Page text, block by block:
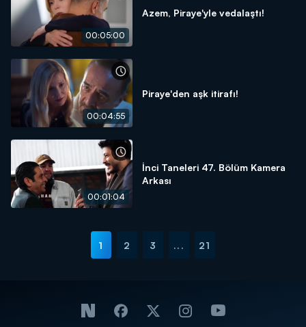
00:05:00
Azem, Piraye'yle vedalaştı!
00:04:55
Piraye'den aşk itirafı!
00:01:04
İnci Taneleri 47. Bölüm Kamera
Arkası
1 2 3 ... 21